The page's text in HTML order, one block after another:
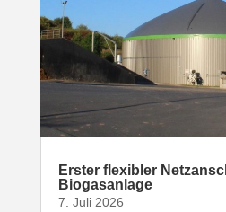
Erster flexibler
Biogasanlage
7. Juli 2026